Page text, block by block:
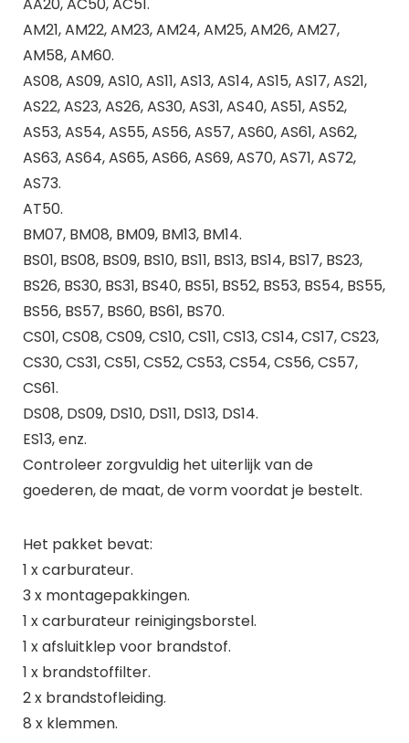
AA20, AC50, AC51.
AM21, AM22, AM23, AM24, AM25, AM26, AM27,
AM58, AM60.
AS08, AS09, AS10, AS11, AS13, AS14, AS15, AS17, AS21,
AS22, AS23, AS26, AS30, AS31, AS40, AS51, AS52,
AS53, AS54, AS55, AS56, AS57, AS60, AS61, AS62,
AS63, AS64, AS65, AS66, AS69, AS70, AS71, AS72,
AS73.
AT50.
BM07, BM08, BM09, BM13, BM14.
BS01, BS08, BS09, BS10, BS11, BS13, BS14, BS17, BS23,
BS26, BS30, BS31, BS40, BS51, BS52, BS53, BS54, BS55,
BS56, BS57, BS60, BS61, BS70.
CS01, CS08, CS09, CS10, CS11, CS13, CS14, CS17, CS23,
CS30, CS31, CS51, CS52, CS53, CS54, CS56, CS57,
CS61.
DS08, DS09, DS10, DS11, DS13, DS14.
ES13, enz.
Controleer zorgvuldig het uiterlijk van de
goederen, de maat, de vorm voordat je bestelt.
Het pakket bevat:
1 x carburateur.
3 x montagepakkingen.
1 x carburateur reinigingsborstel.
1 x afsluitklep voor brandstof.
1 x brandstoffilter.
2 x brandstofleiding.
8 x klemmen.